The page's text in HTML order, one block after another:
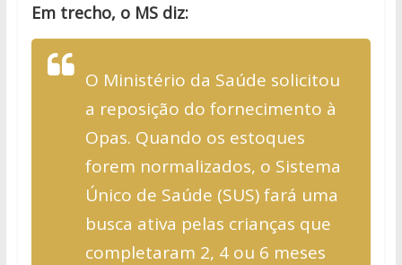
Em trecho, o MS diz:
O Ministério da Saúde solicitou
a reposição do fornecimento à
Opas. Quando os estoques
forem normalizados, o Sistema
Único de Saúde (SUS) fará uma
busca ativa pelas crianças que
completaram 2, 4 ou 6 meses